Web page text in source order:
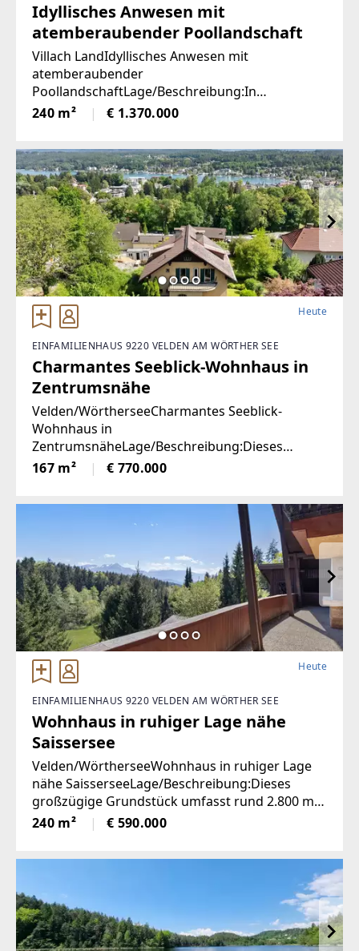
Idyllisches Anwesen mit
atemberaubender Poollandschaft
Villach LandIdyllisches Anwesen mit
atemberaubender
PoollandschaftLage/Beschreibung:In
traumhafter Lage von Feffernitz präsentiert sich
dieses außergewöhnliche Anwesen als wahres
Eingebettet in eine
240 m² € 1.370.000
Heute
EINFAMILIENHAUS 9220 VELDEN AM WÖRTHER SEE
Charmantes Seeblick-Wohnhaus in
Zentrumsnähe
Velden/WörtherseeCharmantes Seeblick-
Wohnhaus in
ZentrumsnäheLage/Beschreibung:Dieses
charmante Wohnhaus aus den 1950er-Jahren
vereint eine hervorragende Aussichtslage mit
167 m² € 770.000
Heute
EINFAMILIENHAUS 9220 VELDEN AM WÖRTHER SEE
Wohnhaus in ruhiger Lage nähe
Saissersee
Velden/WörtherseeWohnhaus in ruhiger Lage
nähe SaisserseeLage/Beschreibung:Dieses
großzügige Grundstück umfasst rund 2.800 m²,
wovon ca. 2.400 m² als Bauland und weitere 400
m² als landwirtschaftliche Fläche gewidmet sind.
240 m² € 590.000